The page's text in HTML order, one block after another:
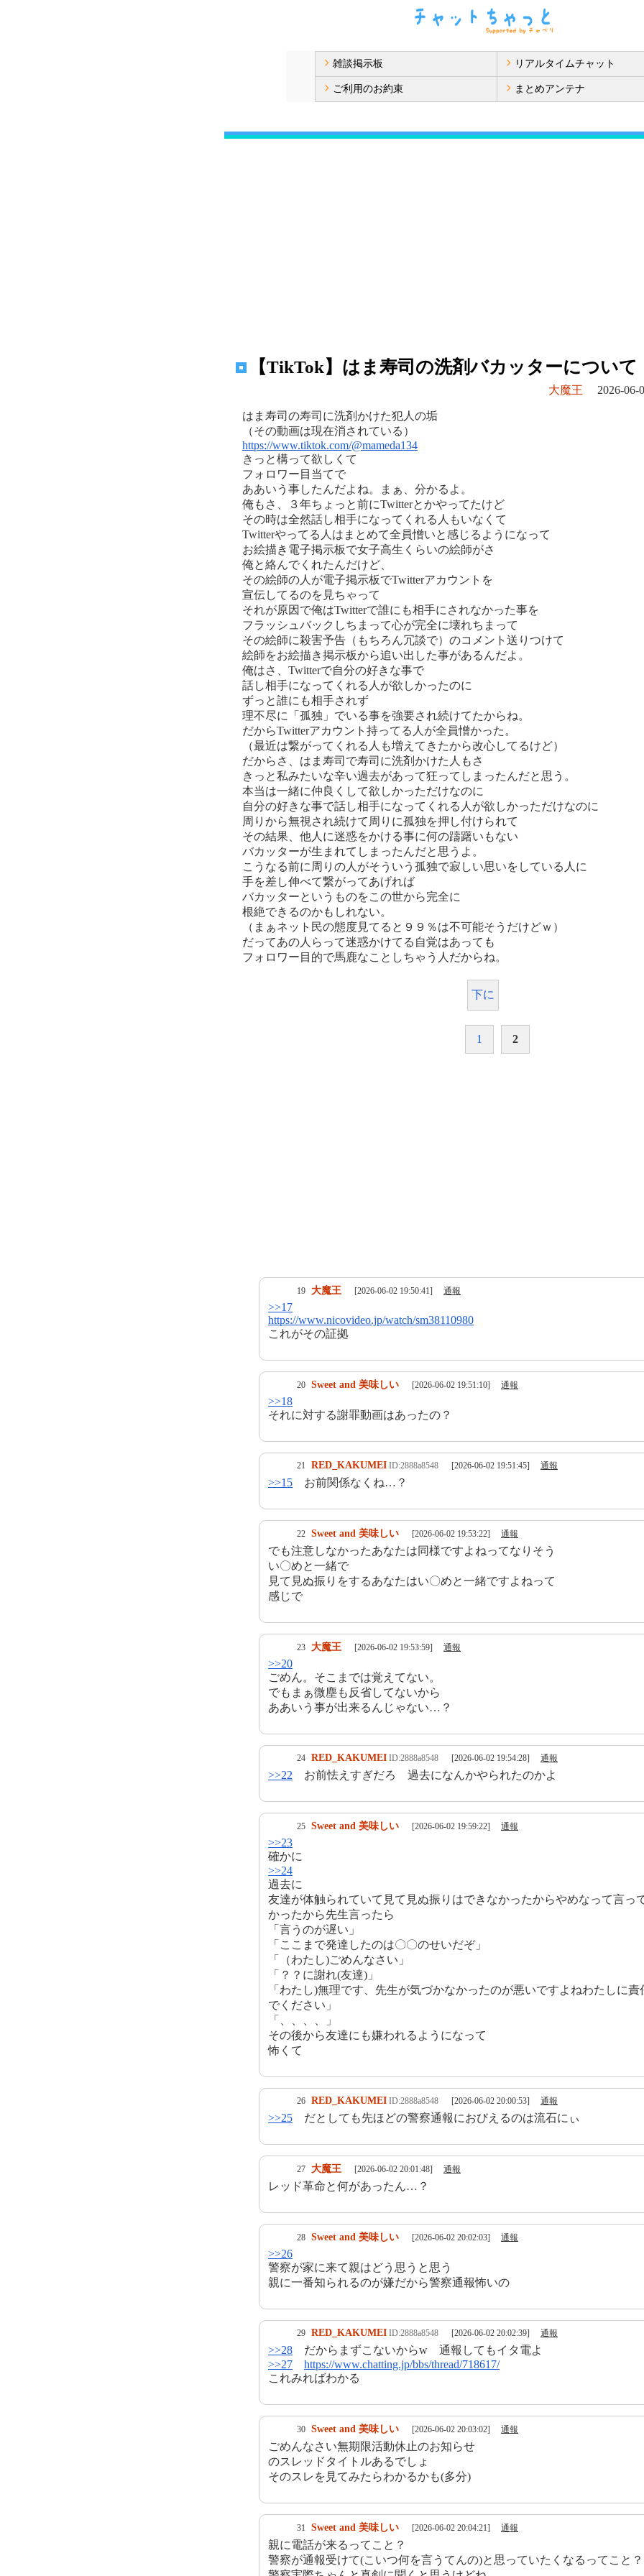
雑談掲示板 リアルタイムチャット
ご利用のお約束 まとめアンテナ
【TikTok】はま寿司の洗剤バカッターについて
大魔王 2026-06-
はま寿司の寿司に洗剤かけた犯人の垢
（その動画は現在消されている）
https://www.tiktok.com/@mameda134
きっと構って欲しくて
フォロワー目当てで
ああいう事したんだよね。まぁ、分かるよ。
俺もさ、３年ちょっと前にTwitterとかやってたけど
その時は全然話し相手になってくれる人もいなくて
Twitterやってる人はまとめて全員憎いと感じるようになって
お絵描き電子掲示板で女子高生くらいの絵師がさ
俺と絡んでくれたんだけど、
その絵師の人が電子掲示板でTwitterアカウントを
宣伝してるのを見ちゃって
それが原因で俺はTwitterで誰にも相手にされなかった事を
フラッシュバックしちまって心が完全に壊れちまって
その絵師に殺害予告（もちろん冗談で）のコメント送りつけて
絵師をお絵描き掲示板から追い出した事があるんだよ。
俺はさ、Twitterで自分の好きな事で
話し相手になってくれる人が欲しかったのに
ずっと誰にも相手されず
理不尽に「孤独」でいる事を強要され続けてたからね。
だからTwitterアカウント持ってる人が全員憎かった。
（最近は繋がってくれる人も増えてきたから改心してるけど）
だからさ、はま寿司で寿司に洗剤かけた人もさ
きっと私みたいな辛い過去があって狂ってしまったんだと思う。
本当は一緒に仲良くして欲しかっただけなのに
自分の好きな事で話し相手になってくれる人が欲しかっただけなのに
周りから無視され続けて周りに孤独を押し付けられて
その結果、他人に迷惑をかける事に何の躊躇いもない
バカッターが生まれてしまったんだと思うよ。
こうなる前に周りの人がそういう孤独で寂しい思いをしている人に
手を差し伸べて繋がってあげれば
バカッターというものをこの世から完全に
根絶できるのかもしれない。
（まぁネット民の態度見てると９９％は不可能そうだけどｗ）
だってあの人らって迷惑かけてる自覚はあっても
フォロワー目的で馬鹿なことしちゃう人だからね。
下に
1 2
19 大魔王 [2026-06-02 19:50:41] 通報
>>17
https://www.nicovideo.jp/watch/sm38110980
これがその証拠
20 Sweet and 美味しい [2026-06-02 19:51:10] 通報
>>18
それに対する謝罪動画はあったの？
21 RED_KAKUMEI ID:2888a8548 [2026-06-02 19:51:45] 通報
>>15 お前関係なくね…？
22 Sweet and 美味しい [2026-06-02 19:53:22] 通報
でも注意しなかったあなたは同様ですよねってなりそう
い〇めと一緒で
見て見ぬ振りをするあなたはい〇めと一緒ですよねって
感じで
23 大魔王 [2026-06-02 19:53:59] 通報
>>20
ごめん。そこまでは覚えてない。
でもまぁ微塵も反省してないから
ああいう事が出来るんじゃない…？
24 RED_KAKUMEI ID:2888a8548 [2026-06-02 19:54:28] 通報
>>22 お前怯えすぎだろ 過去になんかやられたのかよ
25 Sweet and 美味しい [2026-06-02 19:59:22] 通報
>>23
確かに
>>24
過去に
友達が体触られていて見て見ぬ振りはできなかったからやめなって言っ
かったから先生言ったら
「言うのが遅い」
「ここまで発達したのは〇〇のせいだぞ」
「（わたし)ごめんなさい」
「？？に謝れ(友達)」
「わたし)無理です、先生が気づかなかったのが悪いですよねわたしに責
でください」
「、、、、」
その後から友達にも嫌われるようになって
怖くて
26 RED_KAKUMEI ID:2888a8548 [2026-06-02 20:00:53] 通報
>>25 だとしても先ほどの警察通報におびえるのは流石にぃ
27 大魔王 [2026-06-02 20:01:48] 通報
レッド革命と何があったん…？
28 Sweet and 美味しい [2026-06-02 20:02:03] 通報
>>26
警察が家に来て親はどう思うと思う
親に一番知られるのが嫌だから警察通報怖いの
29 RED_KAKUMEI ID:2888a8548 [2026-06-02 20:02:39] 通報
>>28 だからまずこないからw 通報してもイタ電よ
>>27
https://www.chatting.jp/bbs/thread/718617/
これみればわかる
30 Sweet and 美味しい [2026-06-02 20:03:02] 通報
ごめんなさい無期限活動休止のお知らせ
のスレッドタイトルあるでしょ
そのスレを見てみたらわかるかも(多分)
31 Sweet and 美味しい [2026-06-02 20:04:21] 通報
親に電話が来るってこと？
警察が通報受けて(こいつ何を言うてんの)と思っていたくなるってこと？